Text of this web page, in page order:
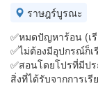
ราษฎร์บูรณะ
✅หมดปัญหาร้อน (เ
✅ไม่ต้องมีอุปกรณ์ก็เ
✅สอนโดยโปรที่มีป
สิ่งที่ได้รับจากการเรี